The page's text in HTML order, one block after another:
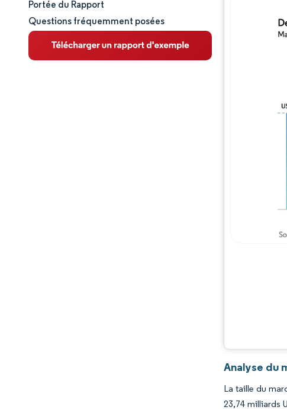
Analyse du marché
Tendances et perspectives
Portée du Rapport
Questions fréquemment posées
Analyse du
La taille du
23,74 milliards